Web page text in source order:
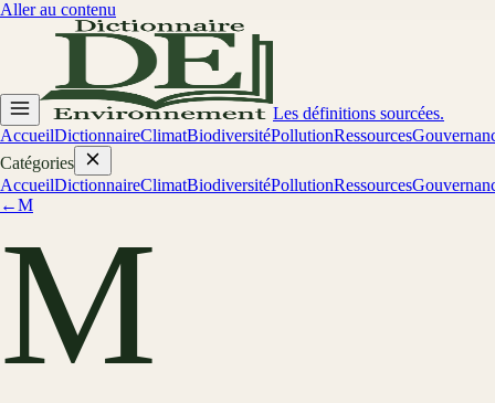
Aller au contenu
Les définitions sourcées.
AccueilDictionnaireClimatBiodiversitéPollutionRessources
Catégories
AccueilDictionnaireClimatBiodiversitéPollutionRessources
←M
M